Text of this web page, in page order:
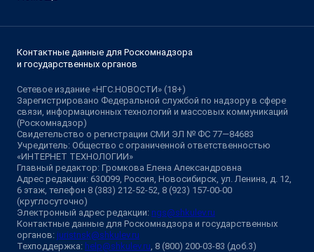
Контактные данные для Роскомнадзора
и государственных органов
Сетевое издание «НГС.НОВОСТИ» (18+)
Зарегистрировано Федеральной службой по надзору в сфере
связи, информационных технологий и массовых коммуникаций
(Роскомнадзор)
Свидетельство о регистрации СМИ ЭЛ № ФС 77—84683
Учредитель: Общество с ограниченной ответственностью
«ИНТЕРНЕТ ТЕХНОЛОГИИ»
Главный редактор: Громкова Елена Александровна
Адрес редакции: 630099, Россия, Новосибирск, ул. Ленина, д. 12,
6 этаж, телефон 8 (383) 212-52-52, 8 (923) 157-00-00
(круглосуточно)
Электронный адрес редакции: ngs@shkulev.ru
Контактные данные для Роскомнадзора и государственных
органов: juristnsk@shkulev.ru
Техподдержка: help@shkulev.ru , 8 (800) 200-03-83 (доб.3)